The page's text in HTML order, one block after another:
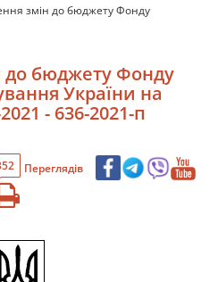
змін до бюджету Фонду
до бюджету Фонду
України на
- 636-2021-п
Переглядів